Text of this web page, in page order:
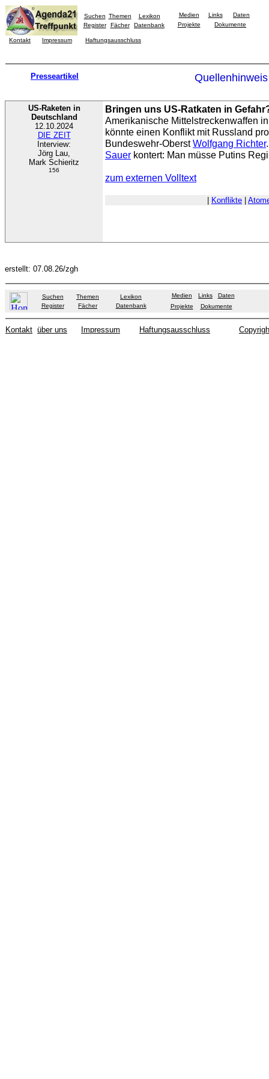
Suchen Themen
Lexikon
Register
Fächer Datenbank
Medien Links
Daten
Projekte
Dokumente
Kontakt Impressum Haftungsausschluss
Presseartikel Quellenhinweis
US-Raketen in
Deutschland
12.10.2024
DIE ZEIT
Interview:
Jörg Lau,
Mark Schieritz
156
Bringen uns US-Ratkaten in
Amerikanische Mittelstreckenwaffen
könnte einen Konflikt mit Russland
Bundeswehr-OberstWolfgang Richter
Sauer kontert: Man müsse Putins
zum externen Volltext
Konflikte
erstellt: 07.08.26/zgh
Suchen Themen
Lexikon
Register
Fächer Datenbank
Medien Links
Daten
Projekte
Dokumente
Kontakt über uns Impressum Haftungsausschluss